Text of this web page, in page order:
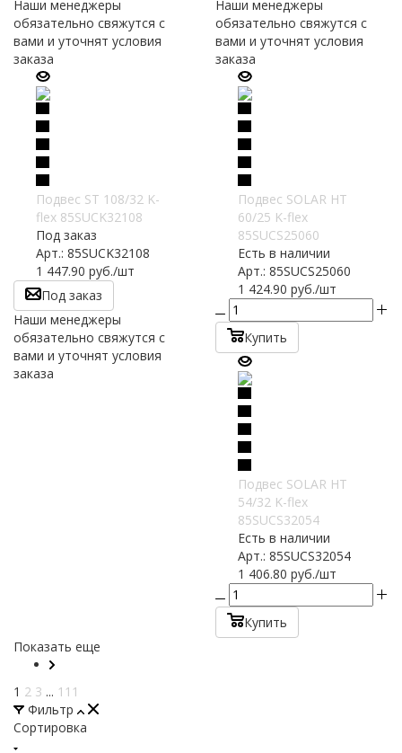
Наши менеджеры
обязательно свяжутся с
вами и уточнят условия
заказа
Наши менеджеры
обязательно свяжутся с
вами и уточнят условия
заказа
Подвес ST 108/32 K-
flex 85SUCK32108
Под заказ
Арт.: 85SUCK32108
1 447.90 руб./шт
Под заказ
Наши менеджеры
обязательно свяжутся с
вами и уточнят условия
заказа
Подвес SOLAR HT
60/25 K-flex
85SUCS25060
Есть в наличии
Арт.: 85SUCS25060
1 424.90 руб./шт
Купить
Подвес SOLAR HT
54/32 K-flex
85SUCS32054
Есть в наличии
Арт.: 85SUCS32054
1 406.80 руб./шт
Купить
Показать еще
1 2 3 ... 111
Фильтр
Сортировка